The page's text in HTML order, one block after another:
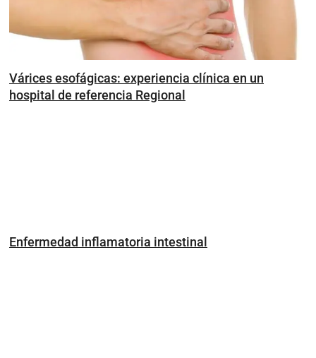
Várices esofágicas: experiencia clínica en un
hospital de referencia Regional
Enfermedad inflamatoria intestinal